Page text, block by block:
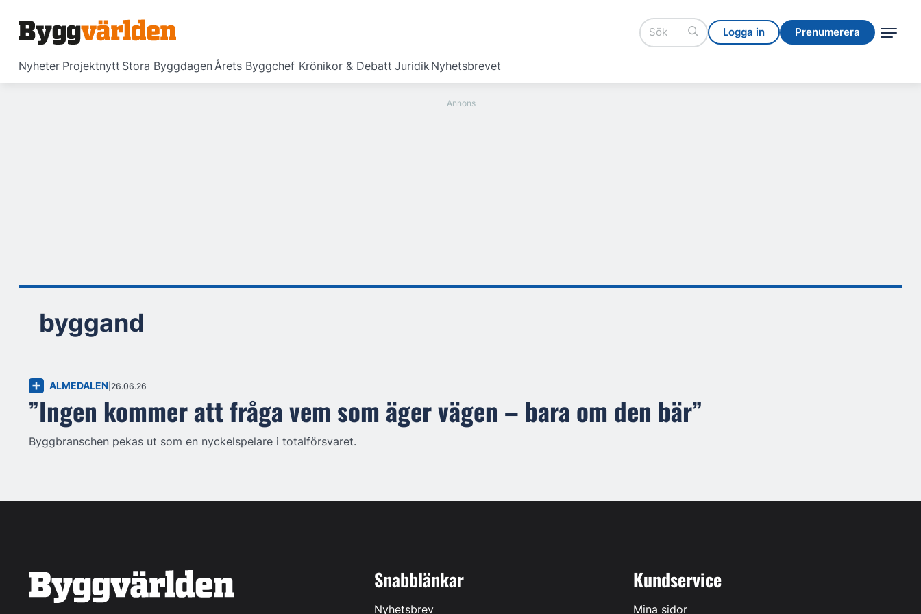
Logga in Prenumerera
Nyheter Projektnytt Stora ByggdagenÅrets Byggchef Krönikor & Debatt JuridikNyhetsbrevet
Logga in Prenumerera
byggand
ALMEDALEN 26.06.26
”Ingen kommer att fråga vem som äger vägen – bara om den bär”
Byggbranschen pekas ut som en nyckelspelare i totalförsvaret.
Snabblänkar
Nyhetsbrev
Kundservice
Mina sidor